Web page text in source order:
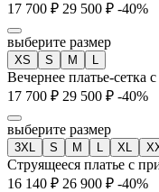
17 700 ₽ 29 500 ₽ -40%
выберите размер
XS S M L
Вечернее платье-сетка
17 700 ₽ 29 500 ₽ -40%
выберите размер
3XL S M L XL
Струящееся платье с
16 140 ₽ 26 900 ₽ -40%